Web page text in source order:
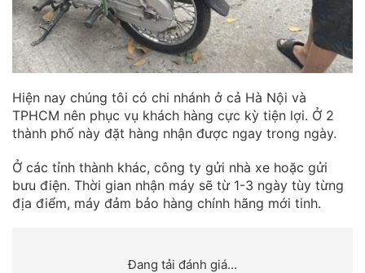
Hiện nay chúng tôi có chi nhánh ở cả Hà Nội và
TPHCM nên phục vụ khách hàng cực kỳ tiện lợi. Ở 2
thành phố này đặt hàng nhận được ngay trong ngày.
Ở các tỉnh thành khác, công ty gửi nhà xe hoặc gửi
bưu điện. Thời gian nhận máy sẽ từ 1-3 ngày tùy từng
địa điểm, máy đảm bảo hàng chính hãng mới tinh.
Đang tải đánh giá...